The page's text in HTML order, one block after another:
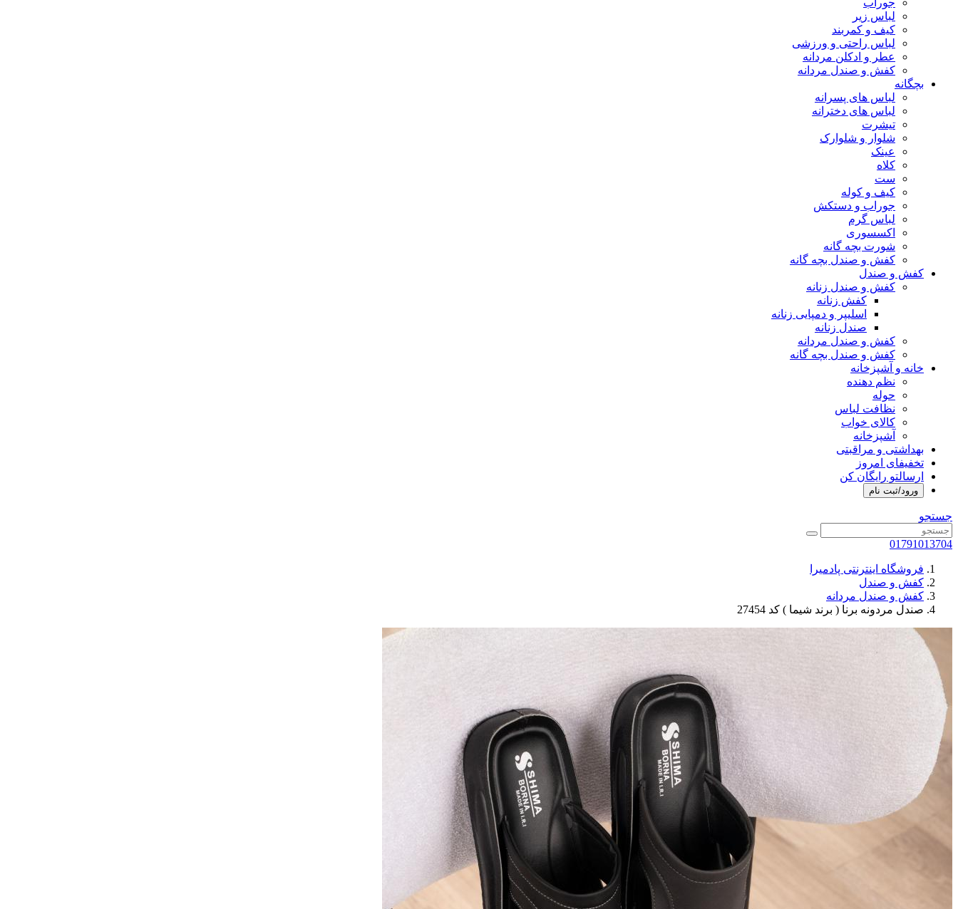
لباس زیر
کیف و کمربند
لباس راحتی و ورزشی
عطر و ادکلن مردانه
کفش و صندل مردانه
بچگانه
لباس های پسرانه
لباس های دخترانه
تیشرت
شلوار و شلوارک
عینک
کلاه
ست
کیف و کوله
جوراب و دستکش
لباس گرم
اکسسوری
شورت بچه گانه
کفش و صندل بچه گانه
کفش و صندل
کفش و صندل زنانه
کفش زنانه
اسلیپر و دمپایی زنانه
صندل زنانه
کفش و صندل مردانه
کفش و صندل بچه گانه
خانه و آشپزخانه
نظم دهنده
حوله
نظافت لباس
کالای خواب
آشپزخانه
بهداشتی و مراقبتی
تخفیفای امروز
ارسالتو رایگان کن
ورود/ثبت نام
جستجو
01791013704
فروشگاه اینترنتی پادمیرا
کفش و صندل
کفش و صندل مردانه
صندل مردونه برنا ( برند شیما ) کد 27454